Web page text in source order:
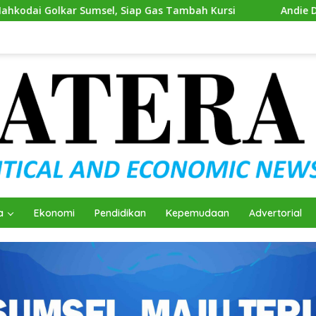
Tambah Kursi Andie Dinialdie Kembalikan Formulir
Ekonomi Pendidikan Kepemudaan Advertorial